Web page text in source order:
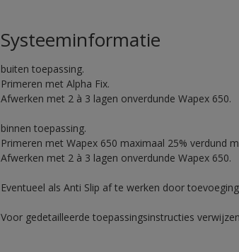
Systeeminformatie
buiten toepassing.
Primeren met Alpha Fix.
Afwerken met 2 à 3 lagen onverdunde Wapex 650.
binnen toepassing.
Primeren met Wapex 650 maximaal 25% verdund
Afwerken met 2 à 3 lagen onverdunde Wapex 650.
Eventueel als Anti Slip af te werken door
Voor gedetailleerde toepassingsinstructies